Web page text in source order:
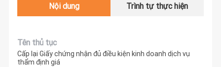
Nội dung Trình tự thực hiện
Tên thủ tục
Cấp lại Giấy chứng nhận đủ điều kiện kinh doanh dịch vụ
thẩm định giá